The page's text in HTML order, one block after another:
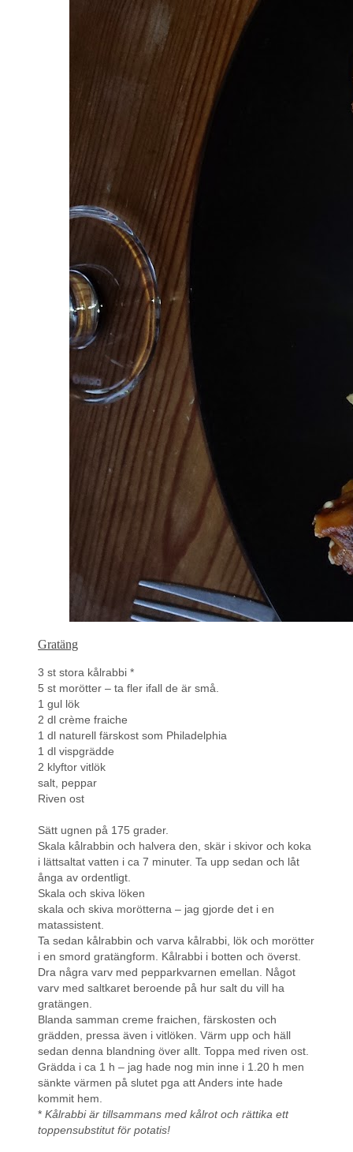
Gratäng
3 st stora kålrabbi *
5 st morötter – ta fler ifall de är små.
1 gul lök
2 dl crème fraiche
1 dl naturell färskost som Philadelphia
1 dl vispgrädde
2 klyftor vitlök
salt, peppar
Riven ost
Sätt ugnen på 175 grader.
Skala kålrabbin och halvera den, skär i skivor och koka
i lättsaltat vatten i ca 7 minuter. Ta upp sedan och låt
ånga av ordentligt.
Skala och skiva löken
skala och skiva morötterna – jag gjorde det i en
matassistent.
Ta sedan kålrabbin och varva kålrabbi, lök och morötter
i en smord gratängform. Kålrabbi i botten och överst.
Dra några varv med pepparkvarnen emellan. Något
varv med saltkaret beroende på hur salt du vill ha
gratängen.
Blanda samman creme fraichen, färskosten och
grädden, pressa även i vitlöken. Värm upp och häll
sedan denna blandning över allt. Toppa med riven ost.
Grädda i ca 1 h – jag hade nog min inne i 1.20 h men
sänkte värmen på slutet pga att Anders inte hade
kommit hem.
* Kålrabbi är tillsammans med kålrot och rättika ett
toppensubstitut för potatis!